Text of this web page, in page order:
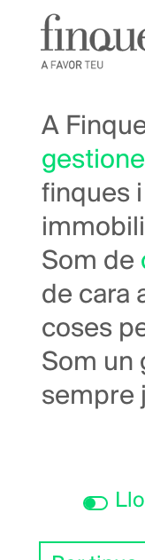
A
finques
Som de
de cara
coses
Som un
sempre